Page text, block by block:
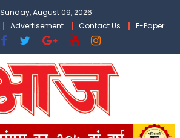
Sunday, August 09, 2026
Advertisement Contact Us E-Paper